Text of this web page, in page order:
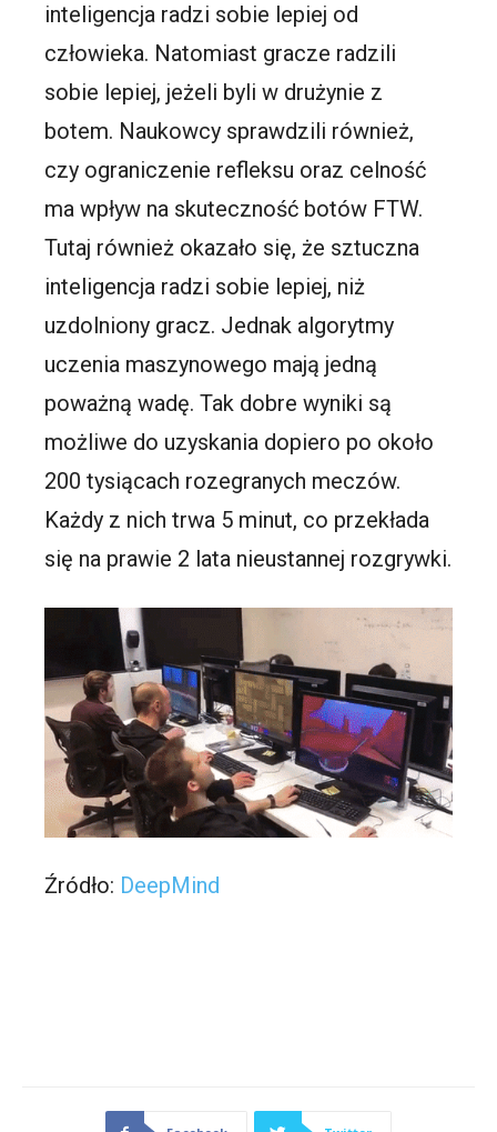
inteligencja radzi sobie lepiej od
człowieka. Natomiast gracze radzili
sobie lepiej, jeżeli byli w drużynie z
botem. Naukowcy sprawdzili również,
czy ograniczenie refleksu oraz celność
ma wpływ na skuteczność botów FTW.
Tutaj również okazało się, że sztuczna
inteligencja radzi sobie lepiej, niż
uzdolniony gracz. Jednak algorytmy
uczenia maszynowego mają jedną
poważną wadę. Tak dobre wyniki są
możliwe do uzyskania dopiero po około
200 tysiącach rozegranych meczów.
Każdy z nich trwa 5 minut, co przekłada
się na prawie 2 lata nieustannej rozgrywki.
Źródło: DeepMind